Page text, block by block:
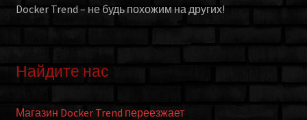
Docker Trend – не будь похожим на других!
Найдите нас
Магазин Docker Trend переезжает